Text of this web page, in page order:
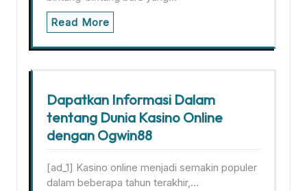
Read More
Dapatkan Informasi Dalam
tentang Dunia Kasino Online
dengan Ogwin88
[ad_1] Kasino online menjadi semakin populer
dalam beberapa tahun terakhir,…